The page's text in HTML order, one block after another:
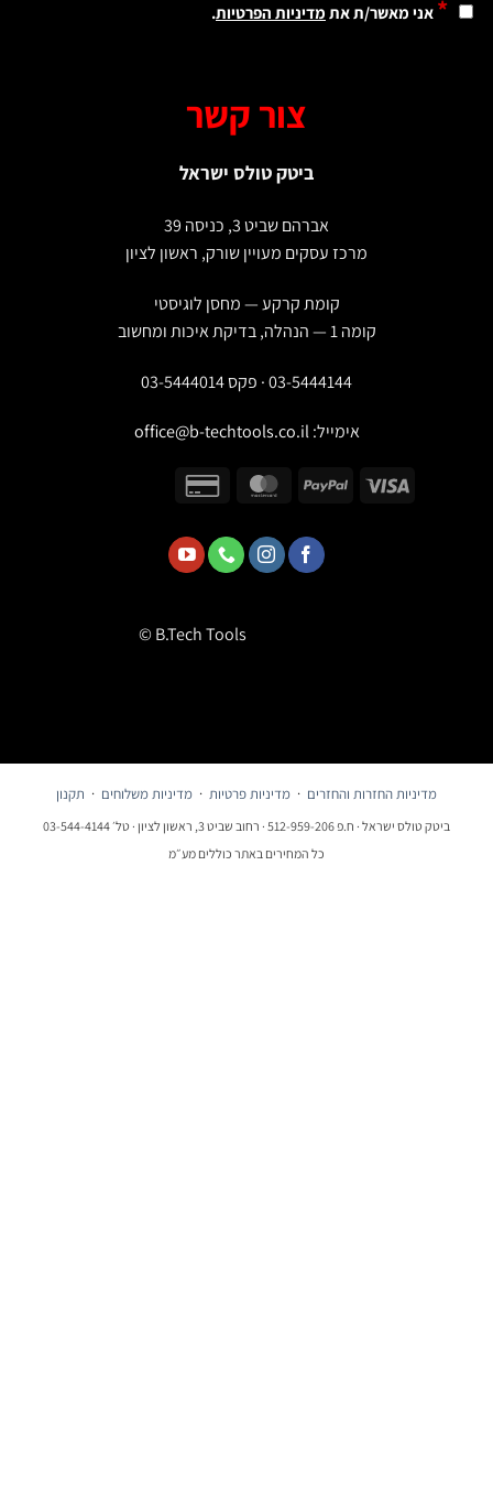
אני מאשר/ת אתמדיניות הפרטיות.
צור קשר
ביטק טולס ישראל
אברהם שביט 3, כניסה 39
מרכז עסקים מעויין שורק, ראשון לציון
קומת קרקע — מחסן לוגיסטי
03-5444144 · פקס 03-5444014
אימייל:office@b-techtools.co.il
© B.Tech Tools
מדיניות החזרות והחזרים ·מדיניות פרטיות·מדיניות משלוחים·תקנון
ביטק טולס ישראל · ח.פ 512-959-206 · רחוב שביט 3, ראשון לציון · טל׳ 03-544-4144
כל המחירים באתר כוללים מע״מ